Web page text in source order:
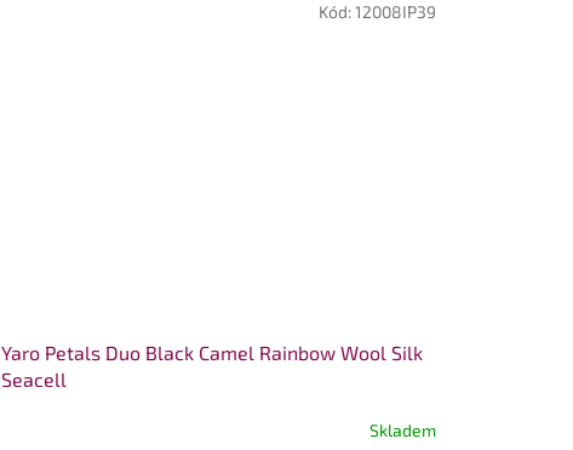
Yaro Petals Duo Black Camel Rainbow Wool Silk
Seacell
Skladem
Kód:12008IP39